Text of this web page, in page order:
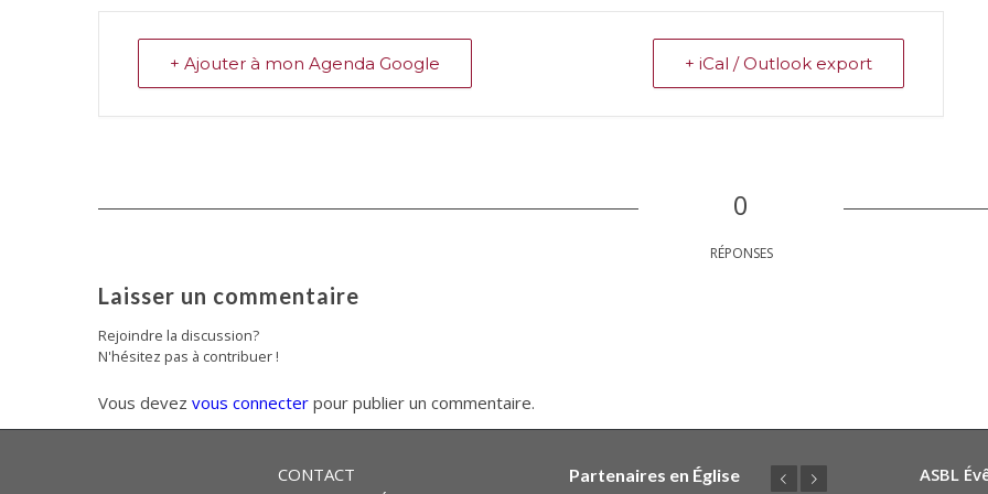
+ Ajouter à mon Agenda Google + iCal / Outlook export
0
RÉPONSES
Laisser un commentaire
Rejoindre la discussion?
N'hésitez pas à contribuer !
Vous devez vous connecter pour publier un commentaire.
CONTACT
Partenaires en Église
PrécédentSuivant
ASBL